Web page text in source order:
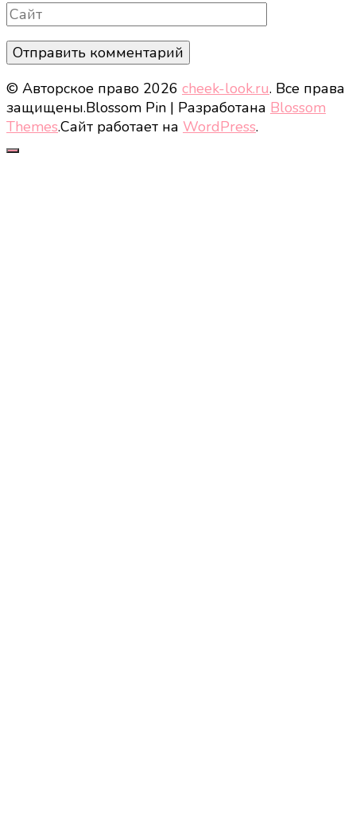
Сайт
© Авторское право 2026 cheek-look.ru. Все права
защищены.Blossom Pin | Разработана Blossom
Themes.Сайт работает на WordPress.